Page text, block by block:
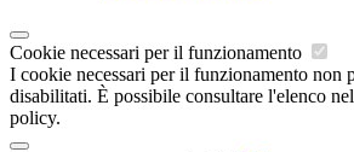
Cookie necessari per il funzionamento
I cookie necessari per il funzionamento non
disabilitati. È possibile consultare l'elenco
policy.